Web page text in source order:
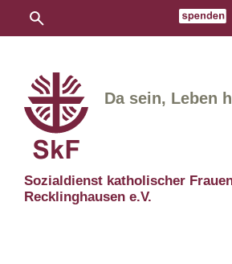
Sozialdienst katholischer
Recklinghausen e.V.
Da sein, Leben